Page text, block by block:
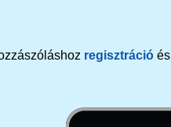
regisztrációés